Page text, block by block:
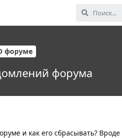
форуме
форума
и как его сбрасывать? Вроде